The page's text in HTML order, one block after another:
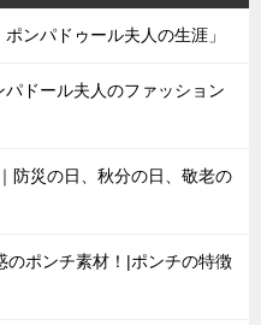
ンパドゥール夫人の生涯」
パドール夫人のファッション
防災の日、秋分の日、敬老の
のポンチ素材！|ポンチの特徴